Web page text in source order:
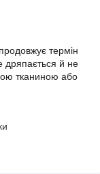
термін
дряпається й не
тканиною або